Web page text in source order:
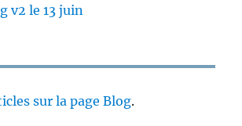
v2 le 13 juin
sur la page Blog.